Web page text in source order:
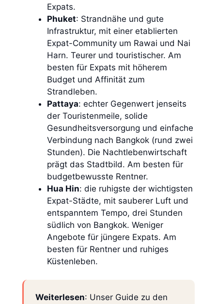
Expats.
Phuket: Strandnähe und gute
Infrastruktur, mit einer etablierten
Expat-Community um Rawai und Nai
Harn. Teurer und touristischer. Am
besten für Expats mit höherem
Budget und Affinität zum
Strandleben.
Pattaya: echter Gegenwert jenseits
der Touristenmeile, solide
Gesundheitsversorgung und einfache
Verbindung nach Bangkok (rund zwei
Stunden). Die Nachtlebenwirtschaft
prägt das Stadtbild. Am besten für
budgetbewusste Rentner.
Hua Hin: die ruhigste der wichtigsten
Expat-Städte, mit sauberer Luft und
entspanntem Tempo, drei Stunden
südlich von Bangkok. Weniger
Angebote für jüngere Expats. Am
besten für Rentner und ruhiges
Küstenleben.
Weiterlesen: Unser Guide zu den